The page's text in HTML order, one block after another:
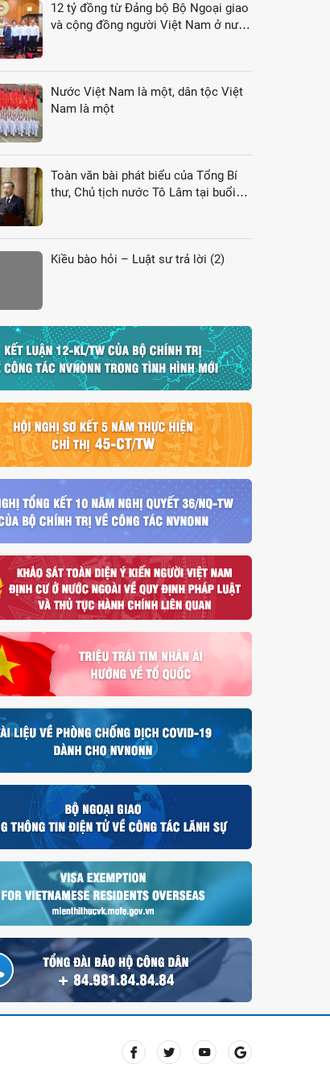
12 tỷ đồng từ Đảng bộ Bộ Ngoại giao
và cộng đồng người Việt Nam ở nước
Nước Việt Nam là một, dân tộc Việt
Nam là một
Toàn văn bài phát biểu của Tổng Bí
thư, Chủ tịch nước Tô Lâm tại buổi
Kiều bào hỏi – Luật sư trả lời (2)